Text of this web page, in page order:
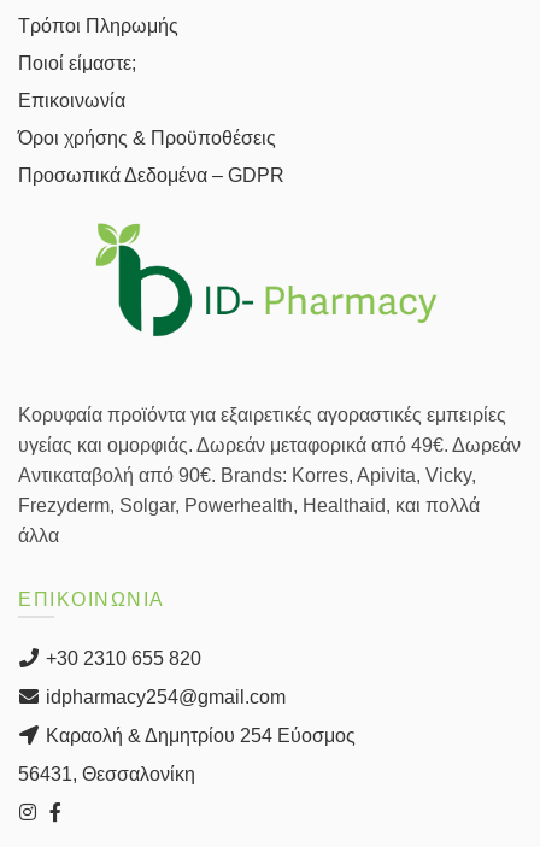
Τρόποι Πληρωμής
Ποιοί είμαστε;
Επικοινωνία
Όροι χρήσης & Προϋποθέσεις
Προσωπικά Δεδομένα – GDPR
Κορυφαία προϊόντα για εξαιρετικές αγοραστικές εμπειρίες
υγείας και ομορφιάς. Δωρεάν μεταφορικά από 49€. Δωρεάν
Αντικαταβολή από 90€. Brands: Korres, Apivita, Vicky,
Frezyderm, Solgar, Powerhealth, Healthaid, και πολλά
άλλα
ΕΠΙΚΟΙΝΩΝΙΑ
+30 2310 655 820
idpharmacy254@gmail.com
Καραολή & Δημητρίου 254 Εύοσμος
56431, Θεσσαλονίκη